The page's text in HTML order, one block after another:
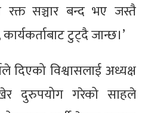
रक्त सञ्चार बन्द भए जस्तै
टुट्दै जान्छ।’
दिएको विश्वासलाई अध्यक्ष
दुरुपयोग गरेको साहले